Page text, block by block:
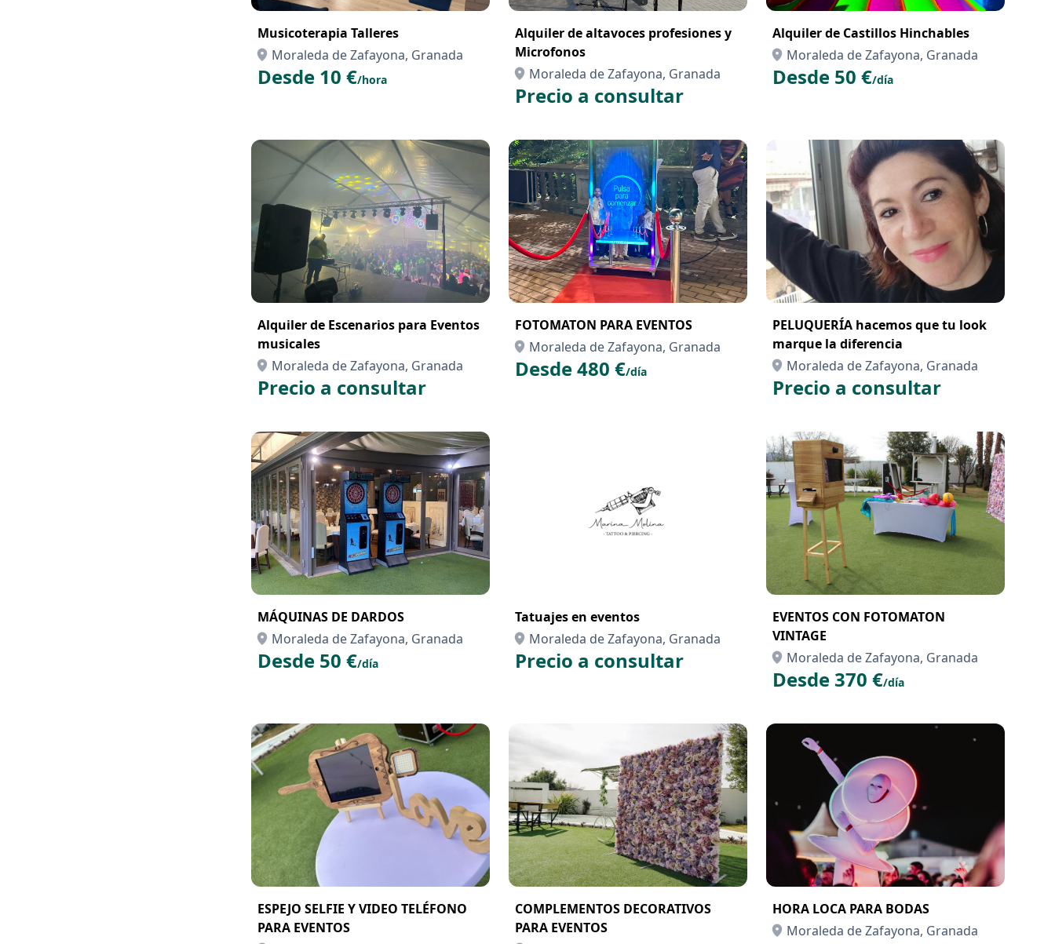
Musicoterapia Talleres
Moraleda de Zafayona, Granada
Desde 10 €/hora
Alquiler de altavoces profesiones y
Microfonos
Moraleda de Zafayona, Granada
Precio a consultar
Alquiler de Castillos Hinchables
Moraleda de Zafayona, Granada
Desde 50 €/día
Alquiler de Escenarios para Eventos
musicales
Moraleda de Zafayona, Granada
Precio a consultar
FOTOMATON PARA EVENTOS
Moraleda de Zafayona, Granada
Desde 480 €/día
PELUQUERÍA hacemos que tu look
marque la diferencia
Moraleda de Zafayona, Granada
Precio a consultar
MÁQUINAS DE DARDOS
Moraleda de Zafayona, Granada
Desde 50 €/día
Tatuajes en eventos
Moraleda de Zafayona, Granada
Precio a consultar
EVENTOS CON FOTOMATON
VINTAGE
Moraleda de Zafayona, Granada
Desde 370 €/día
ESPEJO SELFIE Y VIDEO TELÉFONO
PARA EVENTOS
COMPLEMENTOS DECORATIVOS
PARA EVENTOS
HORA LOCA PARA BODAS
Moraleda de Zafayona, Granada